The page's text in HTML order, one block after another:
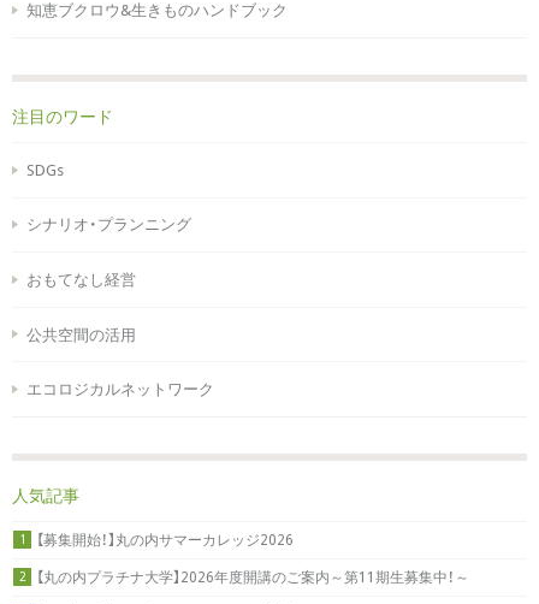
知恵ブクロウ&生きものハンドブック
注目のワード
SDGs
シナリオ・プランニング
おもてなし経営
公共空間の活用
エコロジカルネットワーク
人気記事
1 【募集開始！】丸の内サマーカレッジ2026
2 【丸の内プラチナ大学】2026年度開講のご案内～第11期生募集中！～